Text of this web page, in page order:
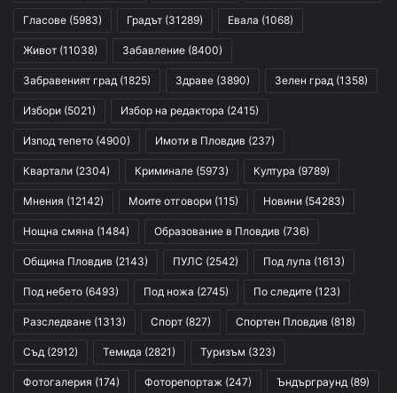
Гласове (5983) Градът (31289) Евала (1068)
Живот (11038) Забавление (8400)
Забравеният град (1825) Здраве (3890) Зелен град (1358)
Избори (5021) Избор на редактора (2415)
Изпод тепето (4900) Имоти в Пловдив (237)
Квартали (2304) Криминале (5973) Култура (9789)
Мнения (12142) Моите отговори (115) Новини (54283)
Нощна смяна (1484) Образование в Пловдив (736)
Община Пловдив (2143) ПУЛС (2542) Под лупа (1613)
Под небето (6493) Под ножа (2745) По следите (123)
Разследване (1313) Спорт (827) Спортен Пловдив (818)
Съд (2912) Темида (2821) Туризъм (323)
Фотогалерия (174) Фоторепортаж (247) Ъндърграунд (89)